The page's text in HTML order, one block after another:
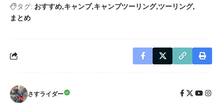
タグ: おすすめ キャンプ キャンプツーリング ツーリング
まとめ
さすライダー